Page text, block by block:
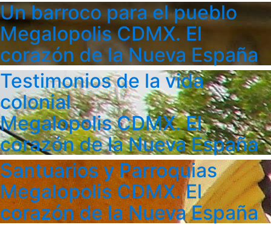
Un barroco para el pueblo
Megalopolis CDMX. El
corazón de la Nueva España
Testimonios de la vida
colonial
Megalopolis CDMX. El
corazón de la Nueva España
Santuarios y Parroquias
Megalopolis CDMX. El
corazón de la Nueva España